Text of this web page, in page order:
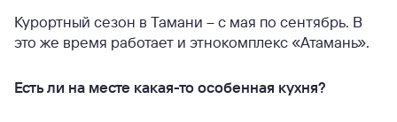
Курортный сезон в Тамани – с мая по сентябрь. В
это же время работает и этнокомплекс «Атамань».
Есть ли на месте какая-то особенная кухня?